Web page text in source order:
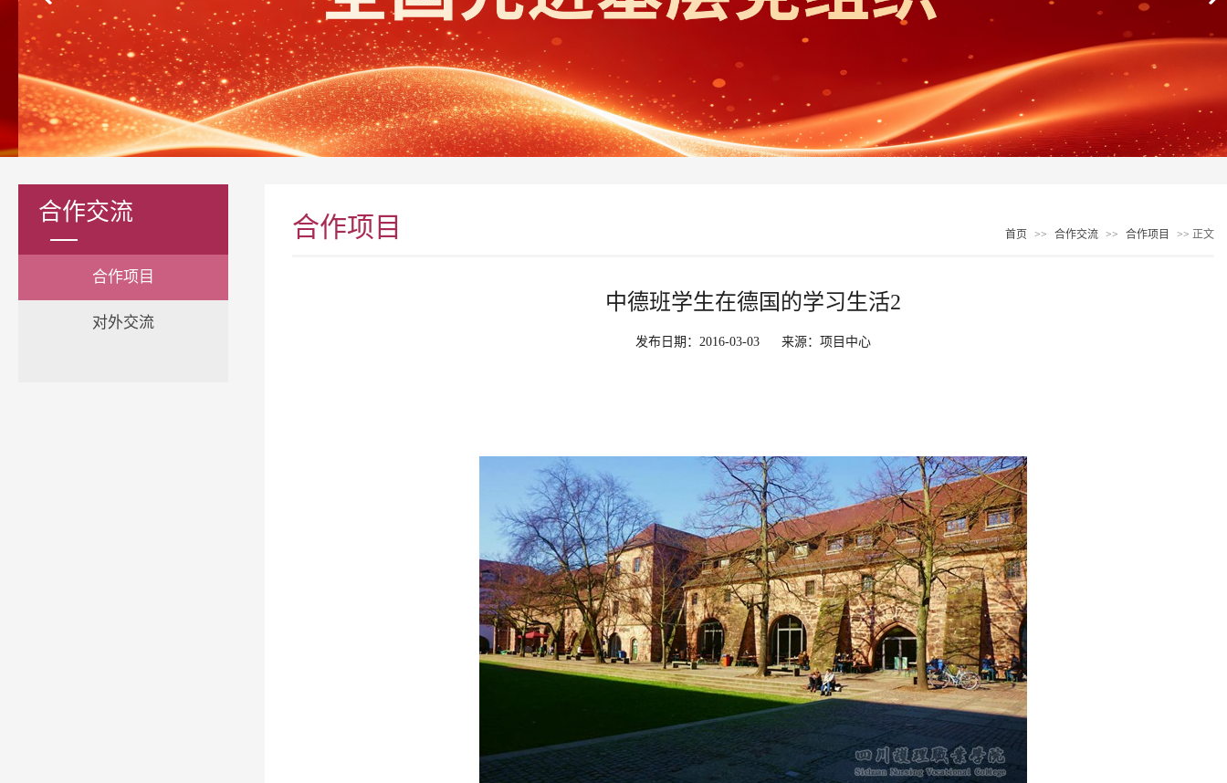
合作交流
合作项目
对外交流
首页 >> 合作交流 >> 合作项目 >> 正文
合作项目
中德班学生在德国的学习生活2
发布日期：2016-03-03 来源：项目中心